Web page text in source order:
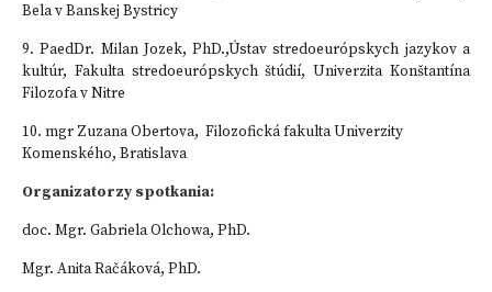
Bela v Banskej Bystricy
9. PaedDr. Milan Jozek, PhD.,Ústav stredoeurópskych jazykov a
kultúr, Fakulta stredoeurópskych štúdií, Univerzita Konštantína
Filozofa v Nitre
10. mgr Zuzana Obertova, Filozofická fakulta Univerzity
Komenského, Bratislava
Organizatorzy spotkania:
doc. Mgr. Gabriela Olchowa, PhD.
Mgr. Anita Račáková, PhD.